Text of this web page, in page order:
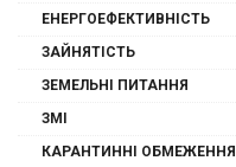
ЕНЕРГОЕФЕКТИВНІСТЬ
ЗАЙНЯТІСТЬ
ЗЕМЕЛЬНІ ПИТАННЯ
ЗМІ
КАРАНТИННІ ОБМЕЖЕННЯ